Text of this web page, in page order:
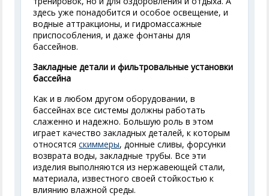
здесь уже понадобится и особое освещение, и
водные аттракционы, и гидромассажные
приспособления, и даже фонтаны для
бассейнов.
Закладные детали и фильтровальные установки
бассейна
Как и в любом другом оборудовании, в
бассейнах все системы должны работать
слаженно и надежно. Большую роль в этом
играет качество закладных деталей, к которым
относятсяскиммеры, донные сливы, форсунки
возврата воды, закладные трубы. Все эти
изделия выполняются из нержавеющей стали,
материала, известного своей стойкостью к
влиянию влажной среды.